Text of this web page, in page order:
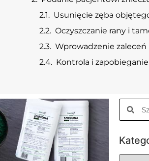
Usunięcie zęba
Oczyszczanie rany i
Wprowadzenie
Kontrola i